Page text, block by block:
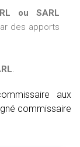
ou SARL
des apports
.
aux
commissaire